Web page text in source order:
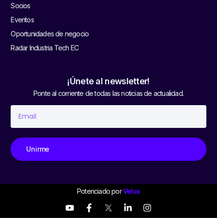
Socios
Eventos
Oportunidades de negocio
Radar Industria Tech EC
¡Únete al newsletter!
Ponte al corriente de todas las noticias de actualidad.
Unirme
Potenciado porVelox